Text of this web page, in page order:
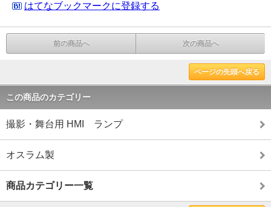
はてなブックマークに登録する
前の商品へ 次の商品へ
ページの先頭へ戻る
この商品のカテゴリー
撮影・舞台用 HMI ランプ
オスラム製
商品カテゴリー一覧